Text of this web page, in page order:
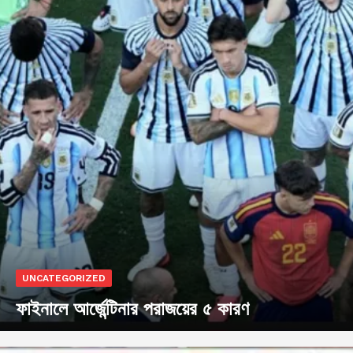
UNCATEGORIZED
ফাইনালে আর্জেন্টিনার পরাজয়ের ৫ কারণ